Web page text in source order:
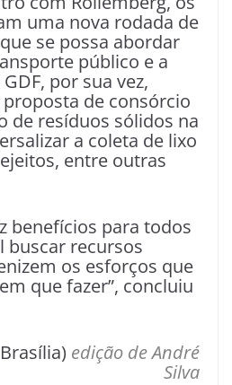
uma nova rodada de
se possa abordar
público e a
por sua vez,
de consórcio
de resíduos sólidos na
a coleta de lixo
entre outras
benefícios para todos
buscar recursos
os esforços que
que fazer”, concluiu
edição de André
Silva